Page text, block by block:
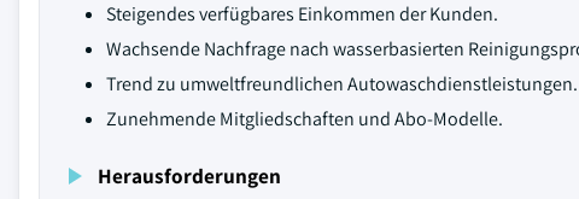
Steigendes verfügbares Einkommen der Kunden.
Wachsende Nachfrage nach wasserbasierten
Trend zu umweltfreundlichen Autowaschdienstleistungen.
Zunehmende Mitgliedschaften und Abo-Modelle.
Herausforderungen